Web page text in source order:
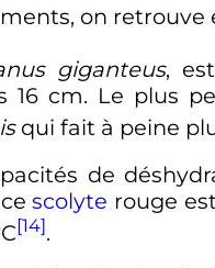
on retrouve
giganteus,
16 cm. Le plus
qui fait à peine
de
scolyte rouge
[14].